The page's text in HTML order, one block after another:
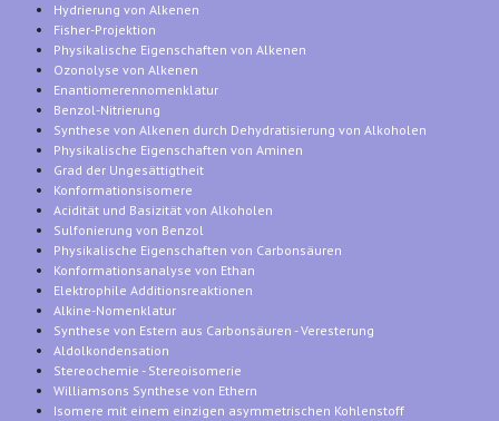
Hydrierung von Alkenen
Fisher-Projektion
Physikalische Eigenschaften von Alkenen
Ozonolyse von Alkenen
Enantiomerennomenklatur
Benzol-Nitrierung
Synthese von Alkenen durch Dehydratisierung von Alkoholen
Physikalische Eigenschaften von Aminen
Grad der Ungesättigtheit
Konformationsisomere
Acidität und Basizität von Alkoholen
Sulfonierung von Benzol
Physikalische Eigenschaften von Carbonsäuren
Konformationsanalyse von Ethan
Elektrophile Additionsreaktionen
Alkine-Nomenklatur
Synthese von Estern aus Carbonsäuren - Veresterung
Aldolkondensation
Stereochemie - Stereoisomerie
Williamsons Synthese von Ethern
Isomere mit einem einzigen asymmetrischen Kohlenstoff